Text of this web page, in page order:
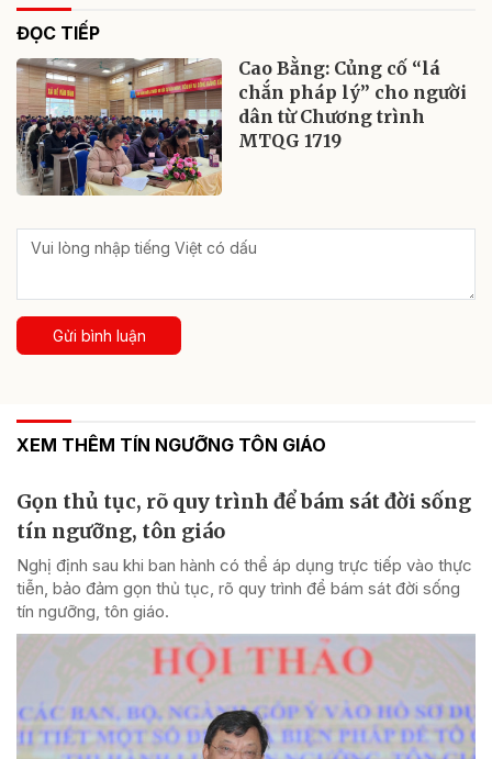
ĐỌC TIẾP
Cao Bằng: Củng cố “lá
chắn pháp lý” cho người
dân từ Chương trình
MTQG 1719
Gửi bình luận
XEM THÊM TÍN NGƯỠNG TÔN GIÁO
Gọn thủ tục, rõ quy trình để bám sát đời sống
tín ngưỡng, tôn giáo
Nghị định sau khi ban hành có thể áp dụng trực tiếp vào thực
tiễn, bảo đảm gọn thủ tục, rõ quy trình để bám sát đời sống
tín ngưỡng, tôn giáo.